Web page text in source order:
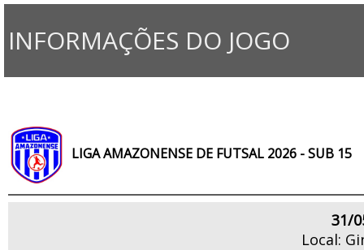
INFORMAÇÕES DO JOGO
LIGA AMAZONENSE DE FUTSAL 2026 - SUB 15
31/
Local: